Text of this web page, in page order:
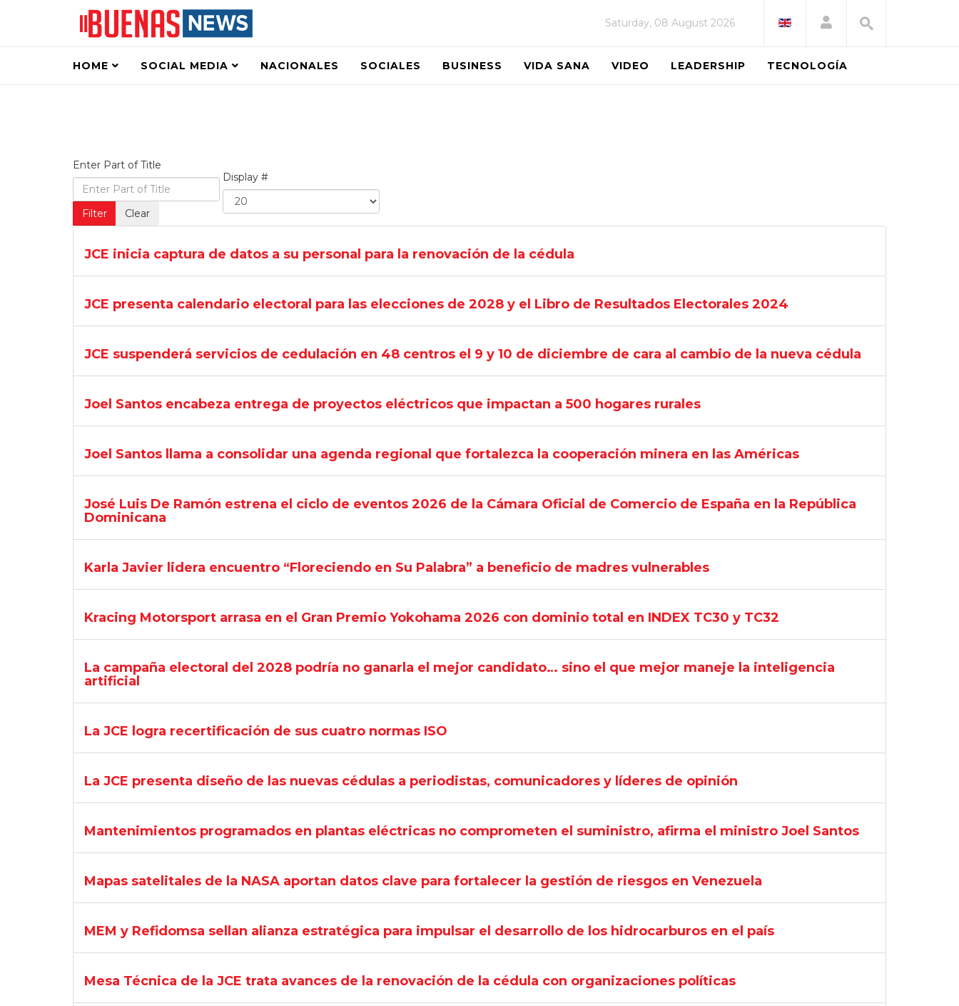
Saturday, 08 August 2026
HOME SOCIAL MEDIA NACIONALES SOCIALES BUSINESS VIDA SANA VIDEO LEADERSHIP TECNOLOGÍA
Enter Part of Title
Filter Clear
Display #
JCE inicia captura de datos a su personal para la renovación de la cédula
JCE presenta calendario electoral para las elecciones de 2028 y el Libro de Resultados Electorales 2024
JCE suspenderá servicios de cedulación en 48 centros el 9 y 10 de diciembre de cara al cambio de la nueva cédula
Joel Santos encabeza entrega de proyectos eléctricos que impactan a 500 hogares rurales
Joel Santos llama a consolidar una agenda regional que fortalezca la cooperación minera en las Américas
José Luis De Ramón estrena el ciclo de eventos 2026 de la Cámara Oficial de Comercio de España en la República
Dominicana
Karla Javier lidera encuentro “Floreciendo en Su Palabra” a beneficio de madres vulnerables
Kracing Motorsport arrasa en el Gran Premio Yokohama 2026 con dominio total en INDEX TC30 y TC32
La campaña electoral del 2028 podría no ganarla el mejor candidato… sino el que mejor maneje la inteligencia
artificial
La JCE logra recertificación de sus cuatro normas ISO
La JCE presenta diseño de las nuevas cédulas a periodistas, comunicadores y líderes de opinión
Mantenimientos programados en plantas eléctricas no comprometen el suministro, afirma el ministro Joel Santos
Mapas satelitales de la NASA aportan datos clave para fortalecer la gestión de riesgos en Venezuela
MEM y Refidomsa sellan alianza estratégica para impulsar el desarrollo de los hidrocarburos en el país
Mesa Técnica de la JCE trata avances de la renovación de la cédula con organizaciones políticas